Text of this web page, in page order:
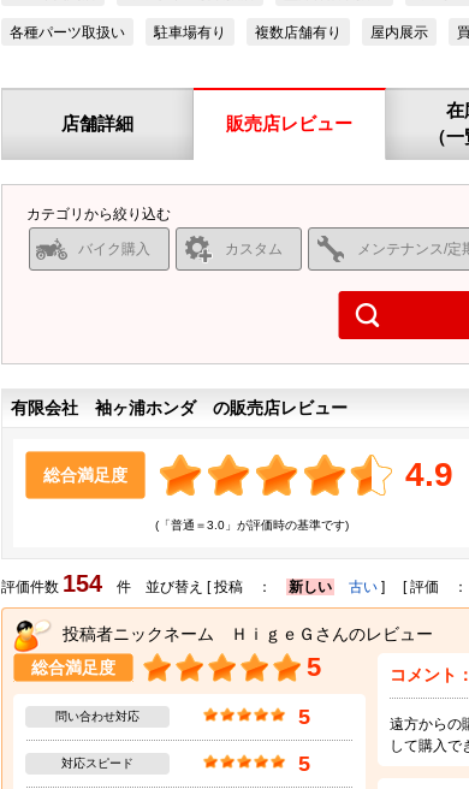
各種パーツ取扱い 駐車場有り 複数店舗有り 屋内展示
店舗詳細 販売店レビュー
在
（
カテゴリから絞り込む
バイク購入 カスタム メンテナンス/定
有限会社 袖ヶ浦ホンダ の販売店レビュー
総合満足度 4.9
(「普通＝3.0」が評価時の基準です)
評価件数 154 件 並び替え [ 投稿 ： 新しい 古い ] [ 評価
投稿者ニックネーム ＨｉｇｅＧさんのレビュー
総合満足度 5
問い合わせ対応 5
対応スピード 5
コメント：
遠方からの
して購入で